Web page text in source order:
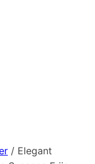
/ Elegant